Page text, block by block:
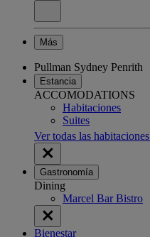
Más
Pullman Sydney Penrith
Estancia
ACCOMODATIONS
Habitaciones
Suites
Ver todas las habitaciones
Gastronomía
Dining
Marcel Bar Bistro
Bienestar